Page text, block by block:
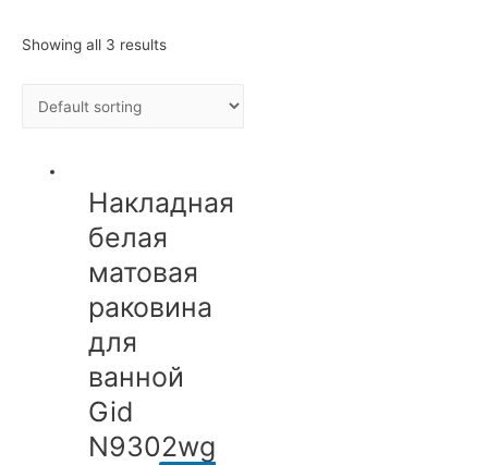
Showing all 3 results
Накладная
белая
матовая
раковина
для
ванной
Gid
N9302wg